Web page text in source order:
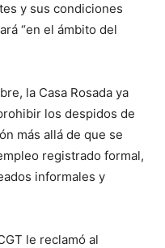
y sus condiciones
“en el ámbito del
la Casa Rosada ya
los despidos de
más allá de que se
registrado formal,
informales y
le reclamó al